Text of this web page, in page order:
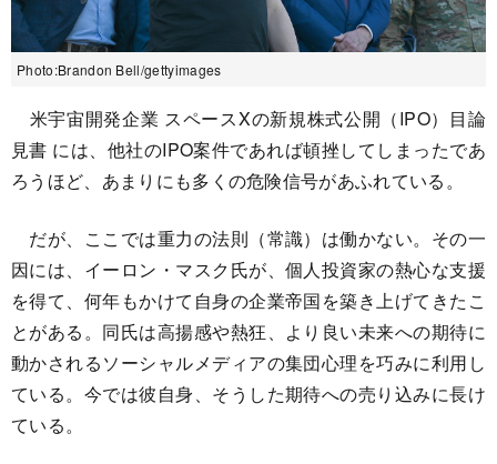
Photo:Brandon Bell/gettyimages
米宇宙開発企業 スペースXの新規株式公開（IPO）目論
見書 には、他社のIPO案件であれば頓挫してしまったであ
ろうほど、あまりにも多くの危険信号があふれている。
だが、ここでは重力の法則（常識）は働かない。その一
因には、イーロン・マスク氏が、個人投資家の熱心な支援
を得て、何年もかけて自身の企業帝国を築き上げてきたこ
とがある。同氏は高揚感や熱狂、より良い未来への期待に
動かされるソーシャルメディアの集団心理を巧みに利用し
ている。今では彼自身、そうした期待への売り込みに長け
ている。